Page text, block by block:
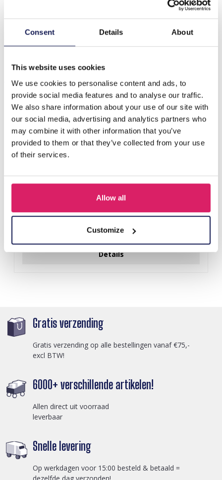
Consent Details About
This website uses cookies
We use cookies to personalise content and ads, to
provide social media features and to analyse our traffic.
We also share information about your use of our site with
our social media, advertising and analytics partners who
may combine it with other information that you’ve
provided to them or that they’ve collected from your use
of their services.
Allow all
Customize
Beschrijving
X-E2.1 PK829-009 Ring Display 2 Layers 19x6x9cm Green
Anderen kochten ook
Y-B2.5 PK424-003 Wood with Metal Display for Earrings
Login voor prijzen
Details
Gratis verzending
Gratis verzending op alle bestellingen vanaf €75,-
excl BTW!
6000+ verschillende artikelen!
Allen direct uit voorraad
leverbaar
Snelle levering
Op werkdagen voor 15:00 besteld & betaald =